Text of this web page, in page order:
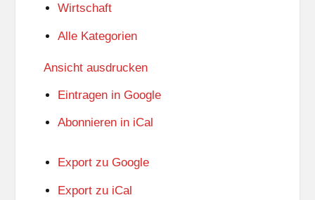
Wirtschaft
Alle Kategorien
Ansicht ausdrucken
Eintragen in Google
Abonnieren in iCal
Export zu Google
Export zu iCal